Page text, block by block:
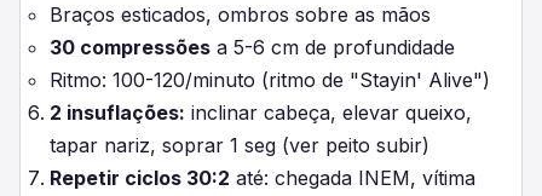
Braços esticados, ombros sobre as mãos
30 compressões a 5-6 cm de profundidade
Ritmo: 100-120/minuto (ritmo de "Stayin' Alive")
2 insuflações: inclinar cabeça, elevar queixo,
tapar nariz, soprar 1 seg (ver peito subir)
Repetir ciclos 30:2 até: chegada INEM, vítima